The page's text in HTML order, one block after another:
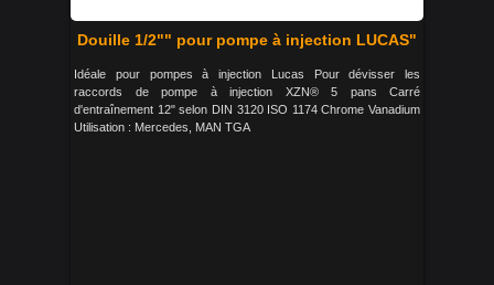
Douille 1/2"" pour pompe à injection LUCAS"
Idéale pour pompes à injection Lucas Pour dévisser les
raccords de pompe à injection XZN® 5 pans Carré
d'entraînement 12" selon DIN 3120 ISO 1174 Chrome Vanadium
Utilisation : Mercedes, MAN TGA